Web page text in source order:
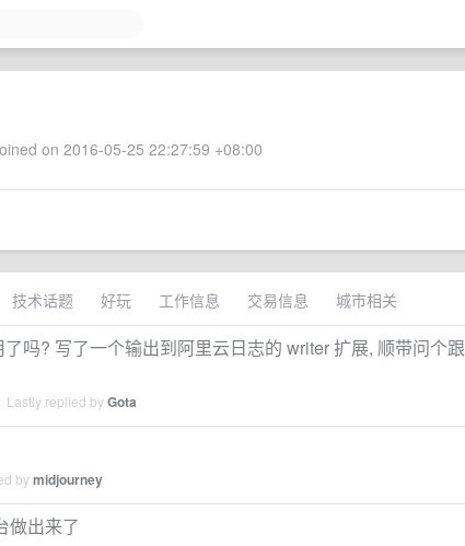
on 2016-05-25 22:27:59 +08:00
技术话题 好玩 工作信息 交易信息 城市相关
吗? 写了一个输出到阿里云日志的 writer 扩展, 顺带问个跟
Lastly replied byGota
bymidjourney
做出来了